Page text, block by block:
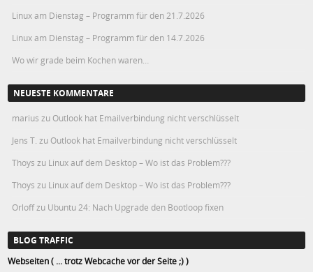
Linux am Dienstag – Programm für den 21.7.2026
Linux am Dienstag – Programm für den 14.7.2026
Wo wir grade beim Kochen waren…
NEUESTE KOMMENTARE
marius zu Outlook hat Emailverbindung nicht verschlüsselt
Jens T. zu Outlook hat Emailverbindung nicht verschlüsselt
Thoys zu Linux auf dem Desktop – Wo ist das Problem???
Thoys zu Linux auf dem Desktop – Wo ist das Problem???
Orloffzu Ubuntu 24: Nach Upgrade den Bootloop fixen
BLOG TRAFFIC
Webseiten ( ... trotz Webcache vor der Seite ;) )